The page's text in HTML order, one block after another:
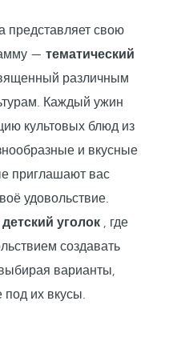
представляет свою
—тематический
различным
Каждый ужин
культовых блюд из
и вкусные
приглашают вас
удовольствие.
детский уголок , где
создавать
варианты,
их вкусы.